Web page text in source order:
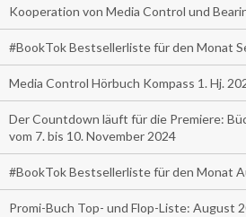
Kooperation von Media Control und
#BookTok Bestsellerliste für den Monat
Media Control Hörbuch Kompass 1. Hj.
Der Countdown läuft für die Premiere:
vom 7. bis 10. November 2024
#BookTok Bestsellerliste für den Monat
Promi-Buch Top- und Flop-Liste: August